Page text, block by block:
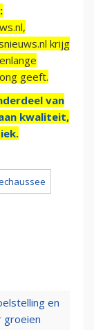
krijg
geeft.
van
kwaliteit,
en